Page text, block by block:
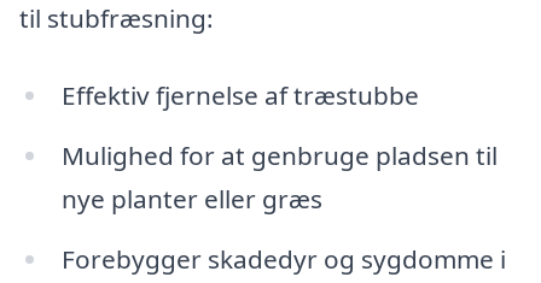
til stubfræsning:
Effektiv fjernelse af træstubbe
Mulighed for at genbruge pladsen til
nye planter eller græs
Forebygger skadedyr og sygdomme i